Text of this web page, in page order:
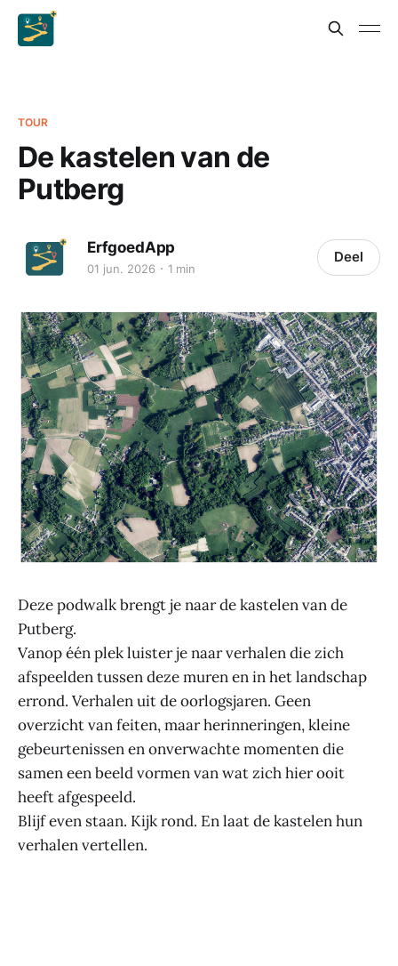
TOUR
De kastelen van de
Putberg
ErfgoedApp
01 jun. 2026 1 min
Deel
Deze podwalk brengt je naar de kastelen van de
Putberg.
Vanop één plek luister je naar verhalen die zich
afspeelden tussen deze muren en in het landschap
errond. Verhalen uit de oorlogsjaren. Geen
overzicht van feiten, maar herinneringen, kleine
gebeurtenissen en onverwachte momenten die
samen een beeld vormen van wat zich hier ooit
heeft afgespeeld.
Blijf even staan. Kijk rond. En laat de kastelen hun
verhalen vertellen.